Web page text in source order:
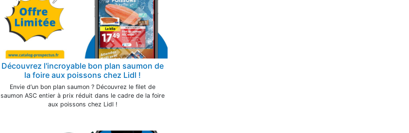
Découvrez l'incroyable bon plan saumon de
la foire aux poissons chez Lidl !
Envie d’un bon plan saumon ? Découvrez le filet de
saumon ASC entier à prix réduit dans le cadre de la foire
aux poissons chez Lidl !